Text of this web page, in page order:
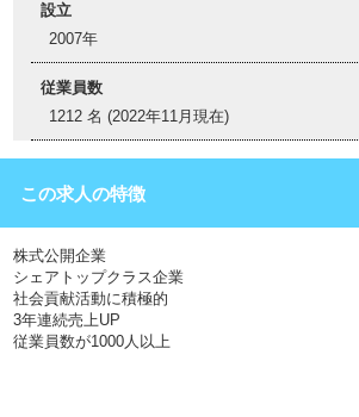
設立
2007年
従業員数
1212 名 (2022年11月現在)
この求人の特徴
株式公開企業
シェアトップクラス企業
社会貢献活動に積極的
3年連続売上UP
従業員数が1000人以上